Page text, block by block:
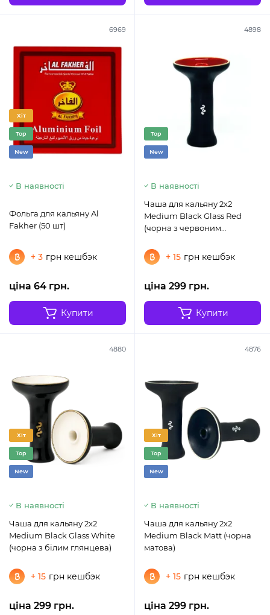
6969
Хіт
Top
New
В наявності
Фольга для кальяну Al
Fakher (50 шт)
+ 3 грн кешбэк
ціна 64 грн.
Купити
4898
Top
New
В наявності
Чаша для кальяну 2x2
Medium Black Glass Red
(чорна з червоним
+ 15 грн кешбэк
ціна 299 грн.
Купити
4880
Хіт
Top
New
В наявності
Чаша для кальяну 2x2
Medium Black Glass White
(чорна з білим глянцева)
+ 15 грн кешбэк
ціна 299 грн.
4876
Хіт
Top
New
В наявності
Чаша для кальяну 2x2
Medium Black Matt (чорна
матова)
+ 15 грн кешбэк
ціна 299 грн.